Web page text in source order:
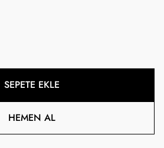
SEPETE EKLE
HEMEN AL